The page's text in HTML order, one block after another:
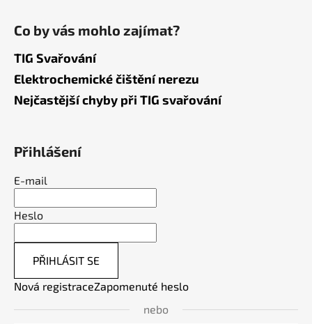
Co by vás mohlo zajímat?
TIG Svařování
Elektrochemické čištění nerezu
Nejčastější chyby při TIG svařování
Přihlášení
E-mail
Heslo
PŘIHLÁSIT SE
Nová registraceZapomenuté heslo
nebo